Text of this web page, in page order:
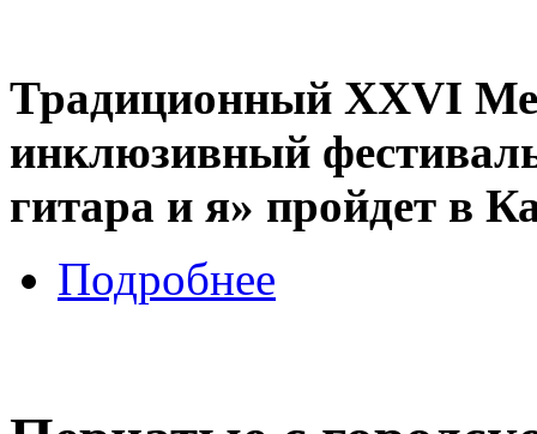
Традиционный XXVI
инклюзивный
гитара и я» пройдет в
Подробнее